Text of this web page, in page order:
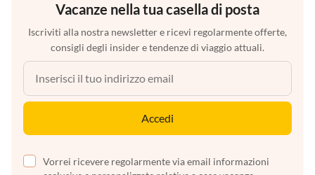
Vacanze nella tua casella di posta
Iscriviti alla nostra newsletter e ricevi regolarmente offerte,
consigli degli insider e tendenze di viaggio attuali.
Accedi
Vorrei ricevere regolarmente via email informazioni